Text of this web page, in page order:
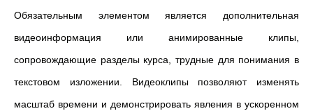
Обязательным элементом является дополнительная
видеоинформация или анимированные клипы,
сопровождающие разделы курса, трудные для понимания в
текстовом изложении. Видеоклипы позволяют изменять
масштаб времени и демонстрировать явления в ускоренном